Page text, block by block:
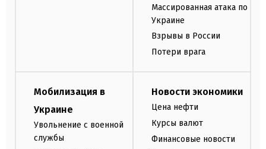
Массированная атака по
Украине
Взрывы в России
Потери врага
Мобилизация в
Украине
Увольнение с военной
службы
Новости экономики
Цена нефти
Курсы валют
Финансовые новости